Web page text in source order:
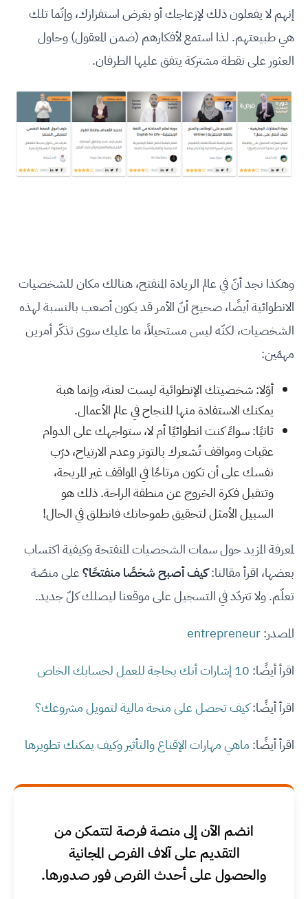
إنهم لا يفعلون ذلك لإزعاجك أو بغرض استفزازك، وإنّما تلك
هي طبيعتهم. لذا استمع لأفكارهم (ضمن المعقول) وحاول
العثور على نقطة مشتركة يتفق عليها الطرفان.
وهكذا نجد أنّ في عالم الريادة المنفتح، هنالك مكان للشخصيات
الانطوائية أيضًا، صحيح أنّ الأمر قد يكون أصعب بالنسبة لهذه
الشخصيات، لكنّه ليس مستحيلاً، ما عليك سوى تذكّر أمرين
مهمّين:
أوّلا: شخصيتك الإنطوائية ليست لعنة، وإنما هبة
يمكنك الاستفادة منها للنجاح في عالم الأعمال.
ثانيًا: سواءً كنت انطوائيًا أم لا، ستواجهك على الدوام
عقبات ومواقف تُشعرك بالتوتر وعدم الارتياح، درّب
نفسك على أن تكون مرتاحًا في المواقف غير المريحة،
وتتقبل فكرة الخروج عن منطقة الراحة. ذلك هو
السبيل الأمثل لتحقيق طموحاتك فانطلق في الحال!
لمعرفة المزيد حول سمات الشخصيات المنفتحة وكيفية اكتساب
بعضها، اقرأ مقالنا:كيف أصبح شخصًا منفتحًا؟على منصّة
تعلّم. ولا تتردّد في التسجيل على موقعنا ليصلك كلّ جديد.
المصدر:entrepreneur
اقرأ أيضًا: 10 إشارات أنك بحاجة للعمل لحسابك الخاص
اقرأ أيضًا:كيف تحصل على منحة مالية لتمويل مشروعك؟
اقرأ أيضًا: ماهي مهارات الإقناع والتأثير وكيف يمكنك تطويرها
انضم الآن إلى منصة فرصة لتتمكن من
التقديم على آلاف الفرص المجانية
والحصول على أحدث الفرص فور صدورها.